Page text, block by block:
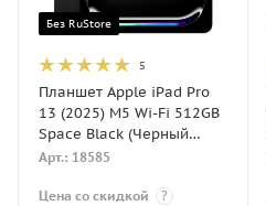
Без RuStore
5
Планшет Apple iPad Pro
13 (2025) M5 Wi-Fi 512GB
Space Black (Черный
космос)
Арт.: 18585
Цена со скидкой ?